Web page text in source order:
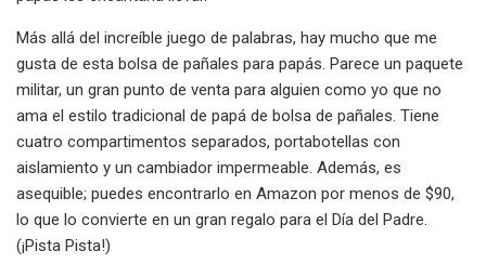
Más allá del increíble juego de palabras, hay mucho que me
gusta de esta bolsa de pañales para papás. Parece un paquete
militar, un gran punto de venta para alguien como yo que no
ama el estilo tradicional de papá de bolsa de pañales. Tiene
cuatro compartimentos separados, portabotellas con
aislamiento y un cambiador impermeable. Además, es
asequible; puedes encontrarlo en Amazon por menos de $90,
lo que lo convierte en un gran regalo para el Día del Padre.
(¡Pista Pista!)